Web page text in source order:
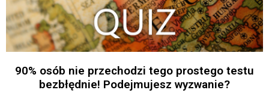
90% osób nie przechodzi tego prostego testu
bezbłędnie! Podejmujesz wyzwanie?